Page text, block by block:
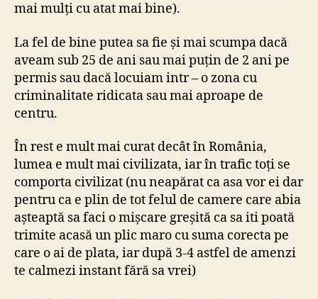
mai mulți cu atat mai bine).
La fel de bine putea sa fie și mai scumpa dacă
aveam sub 25 de ani sau mai puțin de 2 ani pe
permis sau dacă locuiam intr – o zona cu
criminalitate ridicata sau mai aproape de
centru.
În rest e mult mai curat decât în România,
lumea e mult mai civilizata, iar în trafic toți se
comporta civilizat (nu neapărat ca asa vor ei dar
pentru ca e plin de tot felul de camere care abia
așteaptă sa faci o mișcare greșită ca sa iti poată
trimite acasă un plic maro cu suma corecta pe
care o ai de plata, iar după 3-4 astfel de amenzi
te calmezi instant fără sa vrei)